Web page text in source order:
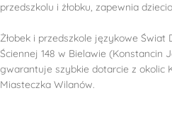
przedszkolu i żłobku, zapewnia
Żłobek i przedszkole językowe
Ściennej 148 w Bielawie (Konstancin
gwarantuje szybkie dotarcie z okolic
Miasteczka Wilanów.